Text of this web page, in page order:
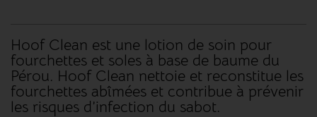
Hoof Clean est une lotion de soin pour
fourchettes et soles à base de baume du
Pérou. Hoof Clean nettoie et reconstitue les
fourchettes abîmées et contribue à prévenir
les risques d’infection du sabot.